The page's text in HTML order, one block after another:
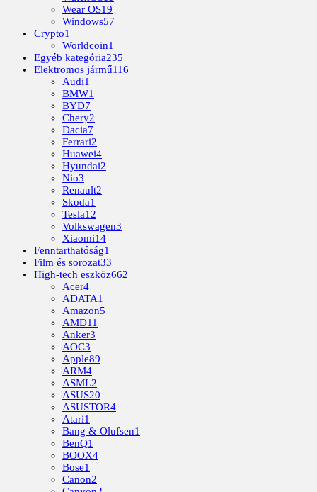
Wear OS19
Windows57
Crypto1
Worldcoin1
Egyéb kategória235
Elektromos jármű116
Audi1
BMW1
BYD7
Chery2
Dacia7
Ferrari2
Huawei4
Hyundai2
Nio3
Renault2
Skoda1
Tesla12
Volkswagen3
Xiaomi14
Fenntarthatóság1
Film és sorozat33
High-tech eszköz662
Acer4
ADATA1
Amazon5
AMD11
Anker3
AOC3
Apple89
ARM4
ASML2
ASUS20
ASUSTOR4
Atari1
Bang & Olufsen1
BenQ1
BOOX4
Bose1
Canon2